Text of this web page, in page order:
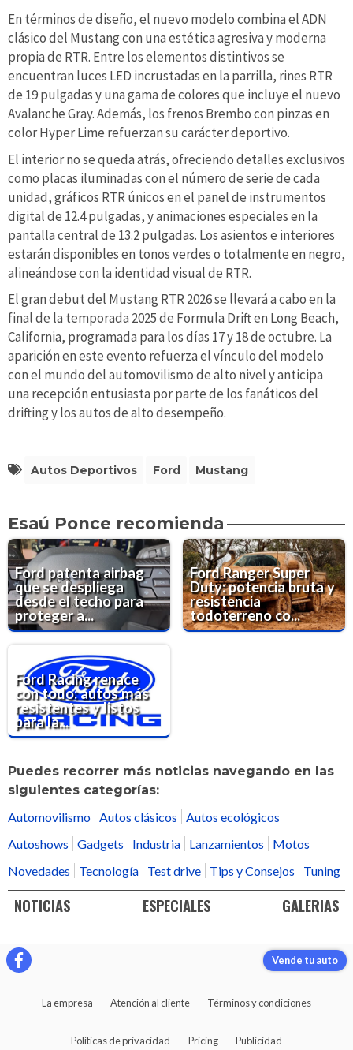
En términos de diseño, el nuevo modelo combina el ADN
clásico del Mustang con una estética agresiva y moderna
propia de RTR. Entre los elementos distintivos se
encuentran luces LED incrustadas en la parrilla, rines RTR
de 19 pulgadas y una gama de colores que incluye el nuevo
Avalanche Gray. Además, los frenos Brembo con pinzas en
color Hyper Lime refuerzan su carácter deportivo.
El interior no se queda atrás, ofreciendo detalles exclusivos
como placas iluminadas con el número de serie de cada
unidad, gráficos RTR únicos en el panel de instrumentos
digital de 12.4 pulgadas, y animaciones especiales en la
pantalla central de 13.2 pulgadas. Los asientos e interiores
estarán disponibles en tonos verdes o totalmente en negro,
alineándose con la identidad visual de RTR.
El gran debut del Mustang RTR 2026 se llevará a cabo en la
final de la temporada 2025 de Formula Drift en Long Beach,
California, programada para los días 17 y 18 de octubre. La
aparición en este evento refuerza el vínculo del modelo
con el mundo del automovilismo de alto nivel y anticipa
una recepción entusiasta por parte de los fanáticos del
drifting y los autos de alto desempeño.
Autos Deportivos Ford Mustang
Esaú Ponce recomienda
Ford patenta airbag
que se despliega
desde el techo para
proteger a...
Ford Ranger Super
Duty: potencia bruta y
resistencia
todoterreno co...
Ford Racing renace
con todo: autos más
resistentes y listos
para la...
Puedes recorrer más noticias navegando en las
siguientes categorías:
Automovilismo
Autos clásicos
Autos ecológicos
Autoshows
Gadgets Industria Lanzamientos
Motos
Novedades
Tecnología Test drive Tips y Consejos Tuning
NOTICIAS ESPECIALES GALERIAS
Vende tu auto
La empresa Atención al cliente Términos y condiciones
Políticas de privacidad Pricing Publicidad